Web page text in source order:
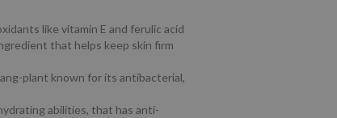
like vitamin E and ferulic acid
that helps keep skin firm
plant known for its antibacterial,
abilities, that has anti-